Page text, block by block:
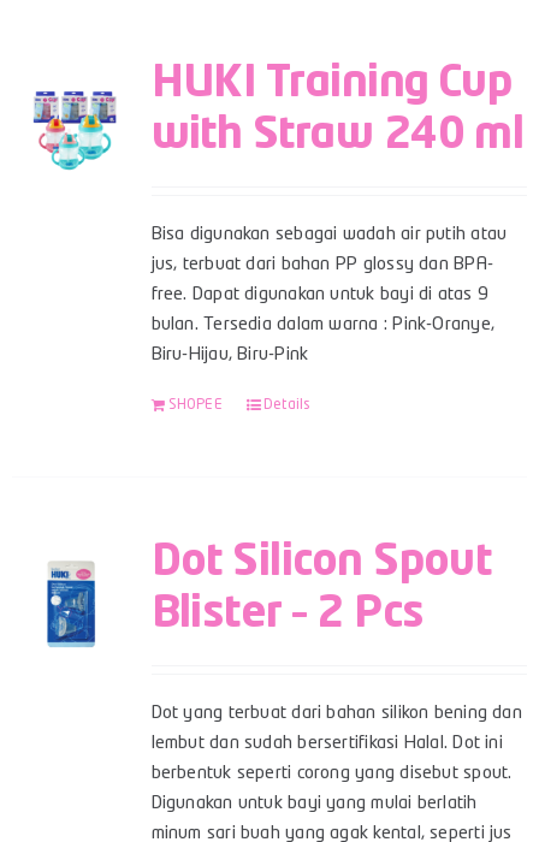
HUKI Training Cup
with Straw 240 ml
Bisa digunakan sebagai wadah air putih atau
jus, terbuat dari bahan PP glossy dan BPA-
free. Dapat digunakan untuk bayi di atas 9
bulan. Tersedia dalam warna : Pink-Oranye,
Biru-Hijau, Biru-Pink
SHOPEE Details
Dot Silicon Spout
Blister – 2 Pcs
Dot yang terbuat dari bahan silikon bening dan
lembut dan sudah bersertifikasi Halal. Dot ini
berbentuk seperti corong yang disebut spout.
Digunakan untuk bayi yang mulai berlatih
minum sari buah yang agak kental, seperti jus